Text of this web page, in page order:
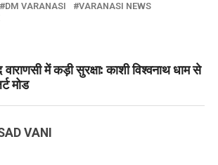
DM VARANASI
VARANASI NEWS
वाराणसी में कड़ी सुरक्षा: काशी विश्वनाथ धाम से
मोड
VANI